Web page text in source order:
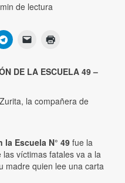
de lectura
DE LA ESCUELA 49 –
la compañera de
Escuela N° 49 fue la
víctimas fatales va a la
madre quien lee una carta